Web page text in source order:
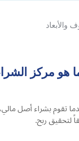
والأبعاد
هو مركز
تقوم بشراء أصل
لتحقيق ربح.